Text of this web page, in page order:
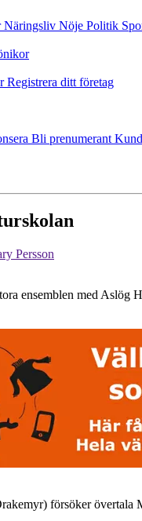
Näringsliv Nöje Politik
Registrera ditt företag
Bli prenumerant
Persson
ensemblen med Aslög
försöker övertala